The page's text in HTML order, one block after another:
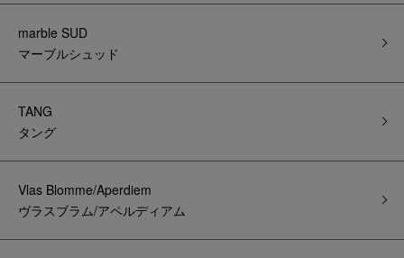
marble SUD
マーブルシュッド
TANG
タング
Vlas Blomme/Aperdiem
ヴラスブラム/アペルディアム